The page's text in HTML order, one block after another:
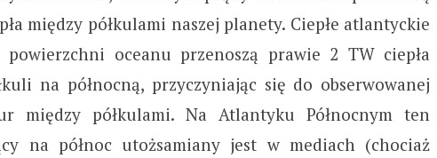
między półkulami naszej planety. Ciepłe atlantyckie
powierzchni oceanu przenoszą prawie 2 TW ciepła
na północną, przyczyniając się do obserwowanej
między półkulami. Na Atlantyku Północnym ten
na północ utożsamiany jest w mediach (chociaż